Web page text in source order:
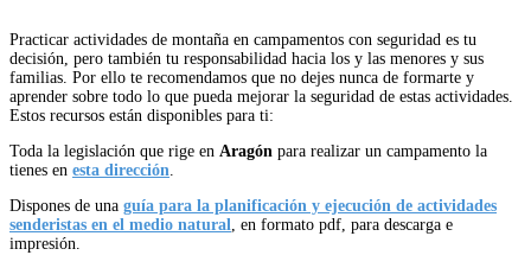
Practicar actividades de montaña en campamentos con seguridad es tu
decisión, pero también tu responsabilidad hacia los y las menores y sus
familias. Por ello te recomendamos que no dejes nunca de formarte y
aprender sobre todo lo que pueda mejorar la seguridad de estas actividades.
Estos recursos están disponibles para ti:
Toda la legislación que rige en Aragón para realizar un campamento la
tienes en esta dirección
Dispones de una guía para la planificación y ejecución de actividades
senderistas en el medio natural
, en formato pdf, para descarga e
impresión.